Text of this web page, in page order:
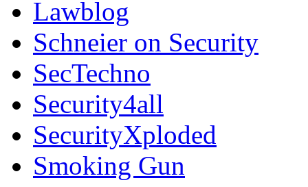
Lawblog
Schneier on Security
SecTechno
Security4all
SecurityXploded
Smoking Gun